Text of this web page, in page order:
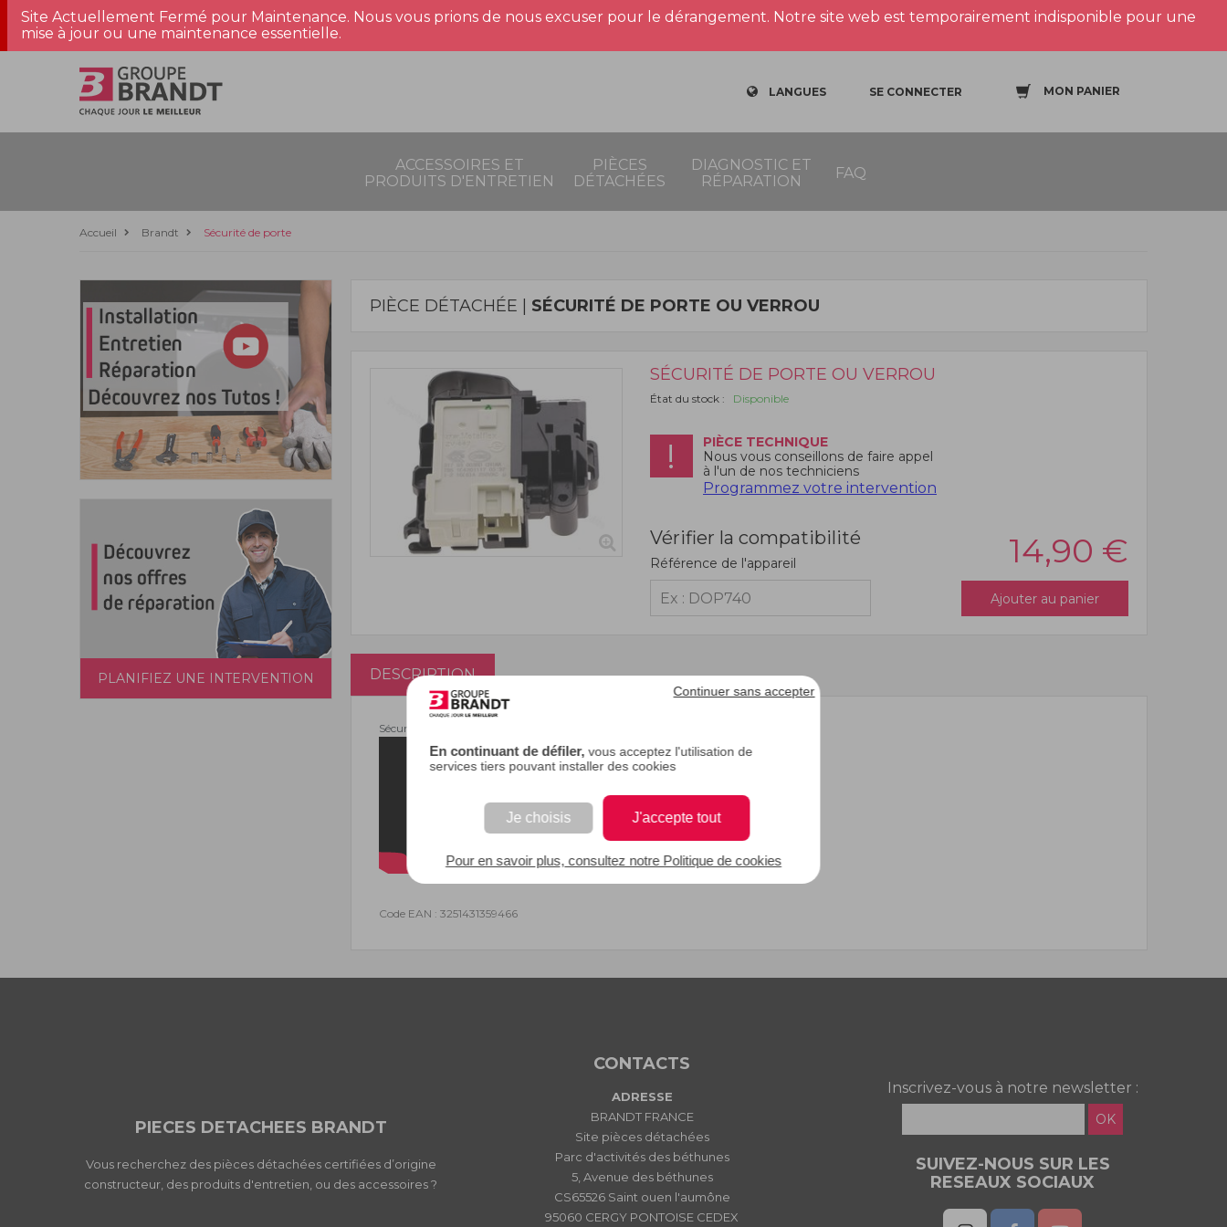
En continuant de défiler, vous acceptez l'utilisation de
services tiers pouvant installer des cookies
Je choisis J'accepte tout
Continuer sans accepter
Pour en savoir plus, consultez notre Politique de cookies
Site Actuellement Fermé pour Maintenance. Nous vous prions de nous excuser pour le dérangement. Notre site web est temporairement indisponible pour une
mise à jour ou une maintenance essentielle.
LANGUES SE CONNECTER MON PANIER
ACCESSOIRES ET
PRODUITS D'ENTRETIEN
PIÈCES
DÉTACHÉES
DIAGNOSTIC ET
RÉPARATION
FAQ
Accueil Brandt Sécurité de porte
PLANIFIEZ UNE INTERVENTION
PIÈCE DÉTACHÉE | SÉCURITÉ DE PORTE OU VERROU
SÉCURITÉ DE PORTE OU VERROU
État du stock : Disponible
PIÈCE TECHNIQUE
Nous vous conseillons de faire appel
à l'un de nos techniciens
Programmez votre intervention
Vérifier la compatibilité
Référence de l'appareil 14,90 €
Ajouter au panier
DESCRIPTION
Sécurité de porte ou verrou de porte
Code EAN : 3251431359466
PIECES DETACHEES BRANDT
Vous recherchez des pièces détachées certifiées d’origine
constructeur, des produits d'entretien, ou des accessoires ?
CONTACTS
ADRESSE
BRANDT FRANCE
Site pièces détachées
Parc d'activités des béthunes
5, Avenue des béthunes
CS65526 Saint ouen l'aumône
95060 CERGY PONTOISE CEDEX
Inscrivez-vous à notre newsletter :
OK
SUIVEZ-NOUS SUR LES
RESEAUX SOCIAUX